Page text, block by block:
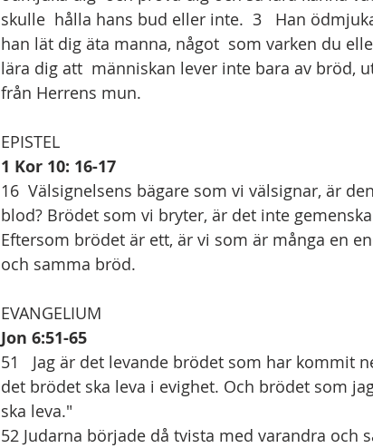
skulle  hålla hans bud eller inte.  3   Han
han lät dig äta manna, något  som varken du
lära dig att  människan lever inte bara av bröd,
från Herrens mun.
EPISTEL
1 Kor 10: 16-17
16  Välsignelsens bägare som vi välsignar, är
blod? Brödet som vi bryter, är det inte
Eftersom brödet är ett, är vi som är många en
och samma bröd.
EVANGELIUM
Jon 6:51-65
51   Jag är det levande brödet som har kommit
det brödet ska leva i evighet. Och brödet som
ska leva."
52 Judarna började då tvista med varandra och